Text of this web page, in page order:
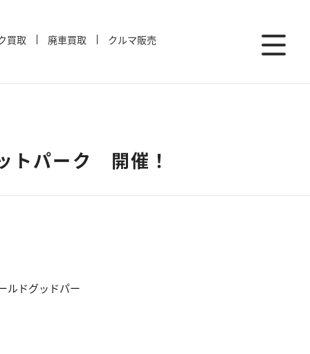
買取 廃車買取 クルマ販売
トパーク 開催！
ルドグッドパー